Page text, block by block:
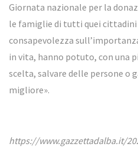
Giornata nazionale per la
le famiglie di tutti quei cittadini
consapevolezza
in vita, hanno potuto, con una
scelta, salvare delle persone o
migliore».
https://www.gazzettadalba.it/